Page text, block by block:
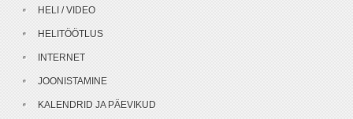
HELI / VIDEO
HELITÖÖTLUS
INTERNET
JOONISTAMINE
KALENDRID JA PÄEVIKUD